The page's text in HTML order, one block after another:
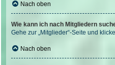
Nach oben
Wie kann ich nach Mitgliedern
Gehe zur „Mitglieder“-Seite und
Nach oben